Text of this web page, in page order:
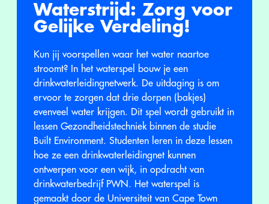
Waterstrijd: Zorg voor
Gelijke Verdeling!
Kun jij voorspellen waar het water naartoe
stroomt? In het waterspel bouw je een
drinkwaterleidingnetwerk. De uitdaging is om
ervoor te zorgen dat drie dorpen (bakjes)
evenveel water krijgen. Dit spel wordt gebruikt in
lessen Gezondheidstechniek binnen de studie
Built Environment. Studenten leren in deze lessen
hoe ze een drinkwaterleidingnet kunnen
ontwerpen voor een wijk, in opdracht van
drinkwaterbedrijf PWN. Het waterspel is
gemaakt door de Universiteit van Cape Town